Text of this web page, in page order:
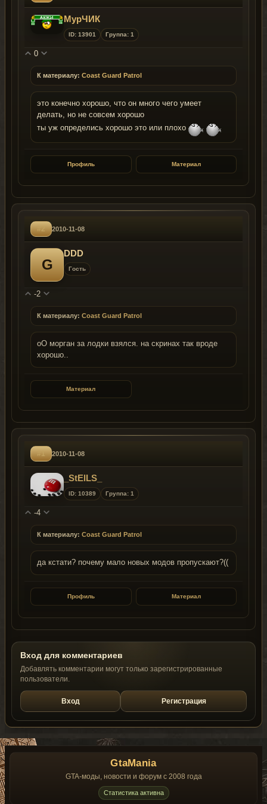
МурЧИК
ID: 13901 Группа: 1
0
К материалу: Coast Guard Patrol
это конечно хорошо, что он много чего умеет
делать, но не совсем хорошо
ты уж определись хорошо это или плохо
Профиль Материал
#2 2010-11-08
G
DDD
Гость
-2
К материалу: Coast Guard Patrol
оО морган за лодки взялся. на скринах так вроде
хорошо..
Материал
#1 2010-11-08
_StElLS_
ID: 10389 Группа: 1
-4
К материалу: Coast Guard Patrol
да кстати? почему мало новых модов пропускают?((
Профиль Материал
Вход для комментариев
Добавлять комментарии могут только зарегистрированные
пользователи.
Вход Регистрация
GtaMania
GTA-моды, новости и форум с 2008 года
Статистика активна